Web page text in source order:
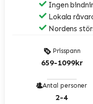
Ingen
Lokala
Nordens
Prisspann
659-1099kr
Antal personer
2-4